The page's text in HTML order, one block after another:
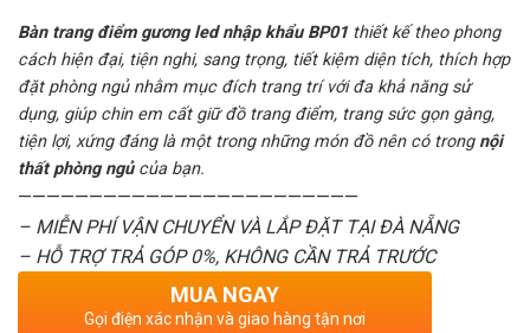
Bàn trang điểm gương led nhập khẩu BP01 thiết kế theo phong
cách hiện đại, tiện nghi, sang trọng, tiết kiệm diện tích, thích hợp
đặt phòng ngủ nhằm mục đích trang trí với đa khả năng sử
dụng, giúp chin em cất giữ đồ trang điểm, trang sức gọn gàng,
tiện lợi, xứng đáng là một trong những món đồ nên có trongnội
thất phòng ngủcủa bạn.
————————————————————————
– MIỄN PHÍ VẬN CHUYỂN VÀ LẮP ĐẶT TẠI ĐÀ NẴNG
– HỖ TRỢ TRẢ GÓP 0%, KHÔNG CẦN TRẢ TRƯỚC
MUA NGAY
Gọi điện xác nhận và giao hàng tận nơi